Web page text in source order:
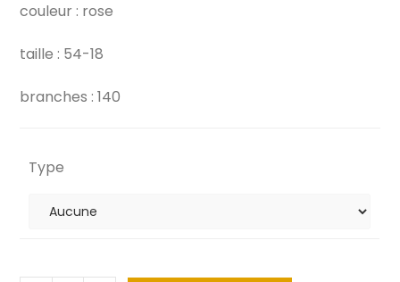
couleur : rose
taille : 54-18
branches : 140
Type